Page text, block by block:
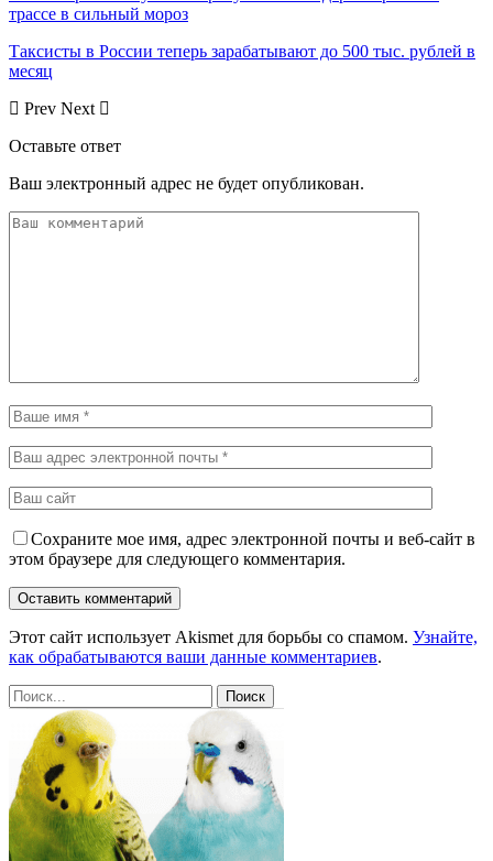
трассе в сильный мороз
Таксисты в России теперь зарабатывают до 500 тыс. рублей в
месяц
Prev Next
Оставьте ответ
Ваш электронный адрес не будет опубликован.
Сохраните мое имя, адрес электронной почты и веб-сайт в
этом браузере для следующего комментария.
Этот сайт использует Akismet для борьбы со спамом. Узнайте,
как обрабатываются ваши данные комментариев.